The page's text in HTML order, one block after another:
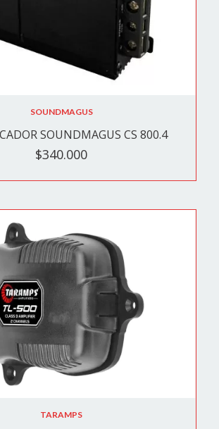
SOUNDMAGUS
SOUNDMAGUS CS 800.4
$340.000
TARAMPS